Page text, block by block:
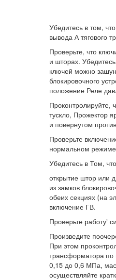
Убедитесь в том,
вывода А тягового
Проверьте, что
и шторах.
ключей можно
блокировочного
положение Реле
Проконтролируйте,
тускло, Прожектор
и повернутом
Проверьте
нормальном режиме
Убедитесь в Том,
открытие штор или
из замков
обеих секциях (на
включение ГВ.
Проверьте работу'
Произведите
При этом
трансформатора по
0,15 до 0,6 МПа,
осуществляйте